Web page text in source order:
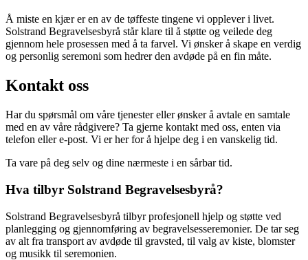
Å miste en kjær er en av de tøffeste tingene vi opplever i livet.
Solstrand Begravelsesbyrå står klare til å støtte og veilede deg
gjennom hele prosessen med å ta farvel. Vi ønsker å skape en verdig
og personlig seremoni som hedrer den avdøde på en fin måte.
Kontakt oss
Har du spørsmål om våre tjenester eller ønsker å avtale en samtale
med en av våre rådgivere? Ta gjerne kontakt med oss, enten via
telefon eller e-post. Vi er her for å hjelpe deg i en vanskelig tid.
Ta vare på deg selv og dine nærmeste i en sårbar tid.
Hva tilbyr Solstrand Begravelsesbyrå?
Solstrand Begravelsesbyrå tilbyr profesjonell hjelp og støtte ved
planlegging og gjennomføring av begravelsesseremonier. De tar seg
av alt fra transport av avdøde til gravsted, til valg av kiste, blomster
og musikk til seremonien.